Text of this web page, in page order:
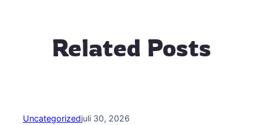
Related Posts
Uncategorizedjuli 30, 2026